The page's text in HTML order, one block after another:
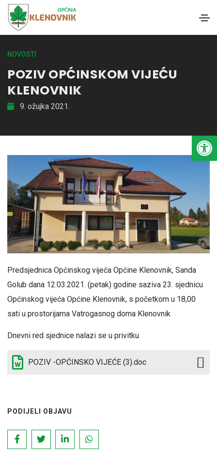
Open toolbar
NOVOSTI
POZIV OPĆINSKOM VIJEĆU
KLENOVNIK
9. ožujka 2021.
Predsjednica Općinskog vijeća Općine Klenovnik, Sanda
Golub dana 12.03.2021. (petak) godine saziva 23. sjednicu
Općinskog vijeća Općine Klenovnik, s početkom u 18,00
sati u prostorijama Vatrogasnog doma Klenovnik
Dnevni red sjednice nalazi se u privitku
POZIV -OPĆINSKO VIJEĆE (3).doc
PODIJELI OBJAVU